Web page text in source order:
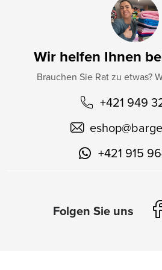
Wir helfen Ihnen
Brauchen Sie Rat zu etwas?
+421 949
eshop@
+421 915